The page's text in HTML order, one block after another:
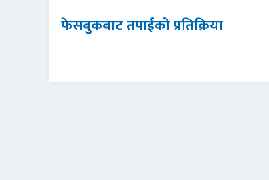
फेसबुकबाट तपाईको प्रतिक्रिया